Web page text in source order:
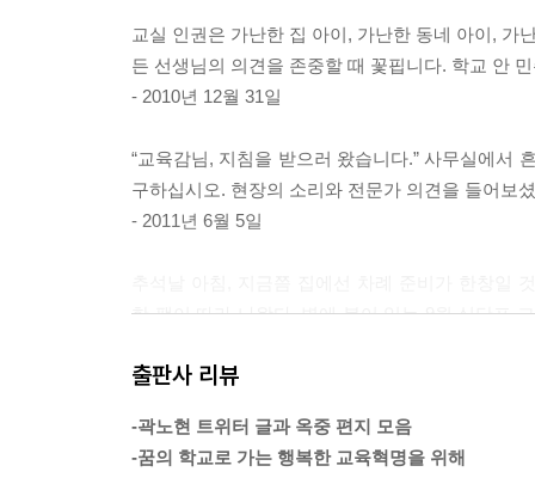
교실 인권은 가난한 집 아이, 가난한 동네 아이, 가
든 선생님의 의견을 존중할 때 꽃핍니다. 학교 안
- 2010년 12월 31일
“교육감님, 지침을 받으러 왔습니다.” 사무실에서
구하십시오. 현장의 소리와 전문가 의견을 들어보
- 2011년 6월 5일
한 팩이 따라 나왔다. 벽에 붙어 있는 9월 식단표
북한의 통일과 연대를 위해 10%, 세계 평화와 연
있으면서도 이 핑계 저 핑계를 대며 그동안 하지
총 3% 운동을 전개해도 좋겠다.
출판사 리뷰
-곽노현 트위터 글과 옥중 편지 모음
-꿈의 학교로 가는 행복한 교육혁명을 위해